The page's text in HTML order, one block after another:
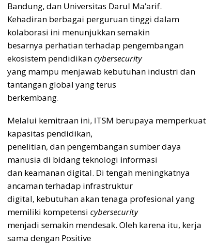
Bandung, dan Universitas Darul Ma’arif.
Kehadiran berbagai perguruan tinggi dalam
kolaborasi ini menunjukkan semakin
besarnya perhatian terhadap pengembangan
ekosistem pendidikancybersecurity
yang mampu menjawab kebutuhan industri dan
tantangan global yang terus
berkembang.
Melalui kemitraan ini, ITSM berupaya memperkuat
kapasitas pendidikan,
penelitian, dan pengembangan sumber daya
manusia di bidang teknologi informasi
dan keamanan digital. Di tengah meningkatnya
ancaman terhadap infrastruktur
digital, kebutuhan akan tenaga profesional yang
memiliki kompetensi cybersecurity
menjadi semakin mendesak. Oleh karena itu, kerja
sama dengan Positive